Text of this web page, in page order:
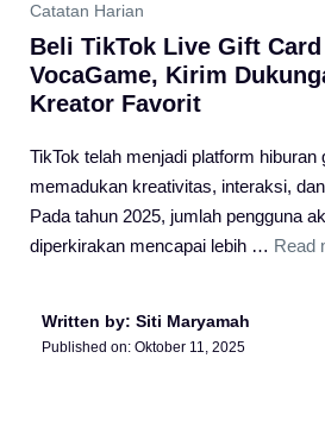
Catatan Harian
Beli TikTok Live Gift
VocaGame, Kirim
Kreator Favorit
TikTok telah menjadi platform hiburan
memadukan kreativitas, interaksi,
Pada tahun 2025, jumlah pengguna
diperkirakan mencapai lebih … Read
Written by: Siti Maryamah
Published on: Oktober 11, 2025